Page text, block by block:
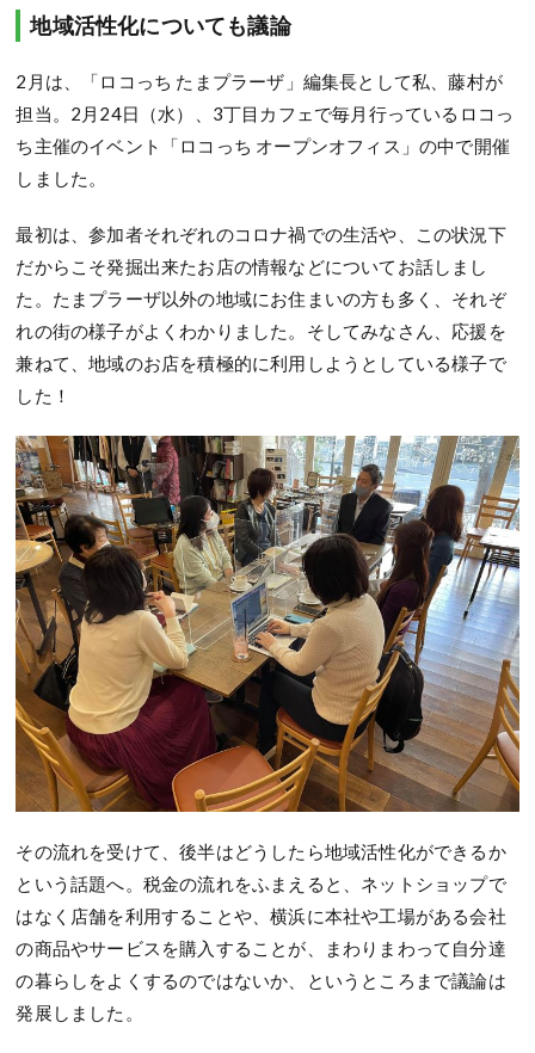
地域活性化についても議論
2月は、「ロコっち たまプラーザ」編集長として私、藤村が
担当。2月24日（水）、3丁目カフェで毎月行っているロコっ
ち主催のイベント「ロコっち オープンオフィス」の中で開催
しました。
最初は、参加者それぞれのコロナ禍での生活や、この状況下
だからこそ発掘出来たお店の情報などについてお話しまし
た。たまプラーザ以外の地域にお住まいの方も多く、それぞ
れの街の様子がよくわかりました。そしてみなさん、応援を
兼ねて、地域のお店を積極的に利用しようとしている様子で
した！
その流れを受けて、後半はどうしたら地域活性化ができるか
という話題へ。税金の流れをふまえると、ネットショップで
はなく店舗を利用することや、横浜に本社や工場がある会社
の商品やサービスを購入することが、まわりまわって自分達
の暮らしをよくするのではないか、というところまで議論は
発展しました。